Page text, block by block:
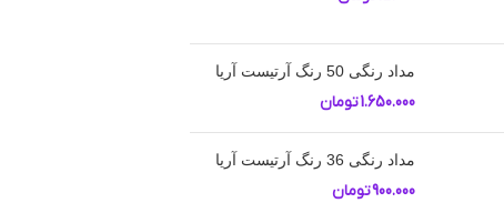
مداد رنگی 50 رنگ آرتیست آریا
1.650.000تومان
مداد رنگی 36 رنگ آرتیست آریا
900.000تومان